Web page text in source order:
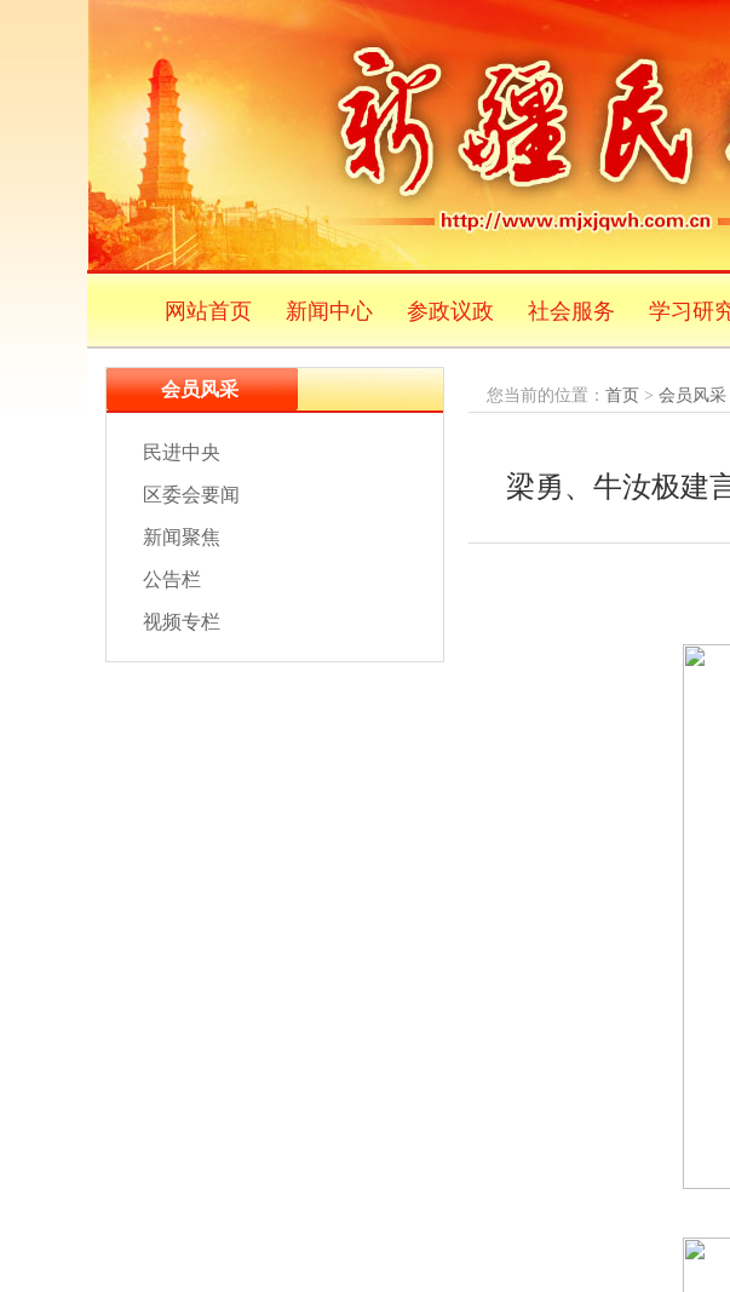
网站首页 新闻中心 参政议政 社会服务 学习研
会员风采
民进中央
区委会要闻
新闻聚焦
公告栏
视频专栏
您当前的位置： 首页 > 会员风采
梁勇、牛汝极建